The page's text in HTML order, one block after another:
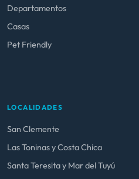
Departamentos
Casas
Pet Friendly
LOCALIDADES
San Clemente
Las Toninas y Costa Chica
Santa Teresita y Mar del Tuyú